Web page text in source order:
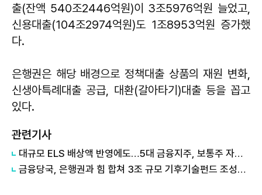
출(잔액 540조2446억원)이 3조5976억원 늘었고,
신용대출(104조2974억원)도 1조8953억원 증가했
다.
은행권은 해당 배경으로 정책대출 상품의 재원 변화,
신생아특례대출 공급, 대환(갈아타기)대출 등을 꼽고
있다.
관련기사
대규모 ELS 배상액 반영에도…5대 금융지주, 보통주 자본비율 '방어'
금융당국, 은행권과 힘 합쳐 3조 규모 기후기술펀드 조성한다